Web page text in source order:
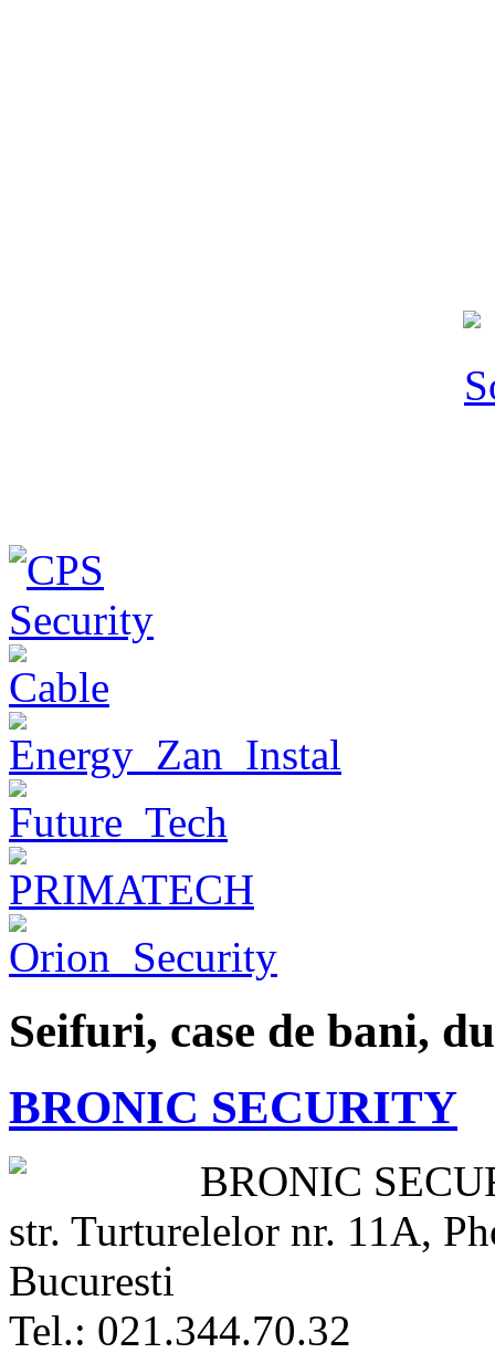
Seifuri, case de bani,
BRONIC SECURITY
BRONIC
str. Turturelelor nr. 11A,
Bucuresti
Tel.: 021.344.70.32